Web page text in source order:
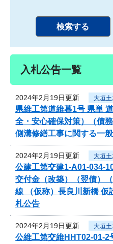
入札公告一覧
2024年2月19日更新 大垣
県維工第道維暮1号 県単
全・安心確保対策）（
側溝修繕工事に関する一
2024年2月19日更新 大垣
公建工第交建1-A01-034-
交付金（改築）（翌債）
線 （仮称）長良川新橋 仮
札公告
2024年2月19日更新 大垣
公維工第交維HHT02-01-2